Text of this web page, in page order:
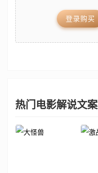
登录购买
热门电影解说文案